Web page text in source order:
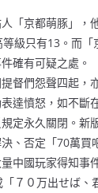
「京都萌豚」，
級只有13。而「
確有可疑之處。
督們怨聲四起，
達憤怒，如不斷
定永久關閉。新
、否定「70萬買
中國玩家得知事
７０万出せば、